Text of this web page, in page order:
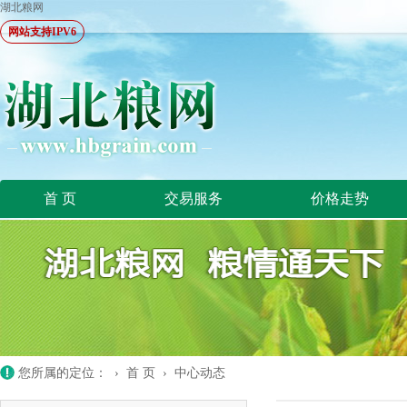
湖北粮网
网站支持IPV6
首 页 交易服务 价格走势
您所属的定位： › 首 页 › 中心动态